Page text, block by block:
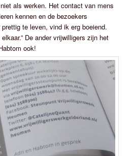
als werken. Het contact van mens
kennen en de bezoekers
te leven, vind ik erg boeiend.
De ander vrijwilligers zijn het
ook!